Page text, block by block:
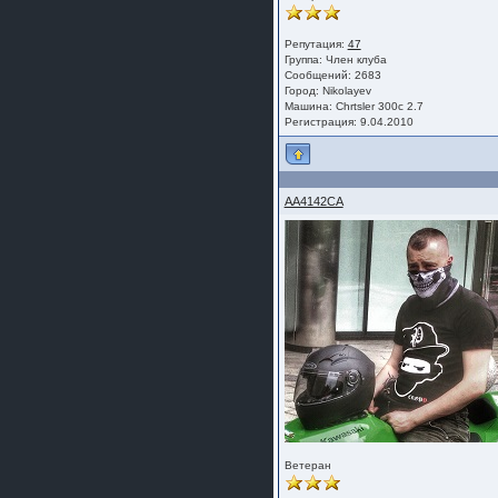
Репутация: 47
Группа: Член клуба
Сообщений: 2683
Город: Nikolayev
Машина: Chrtsler 300c 2.7
Регистрация: 9.04.2010
AA4142CA
Ветеран